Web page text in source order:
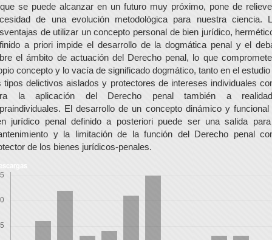
se puede alcanzar en un futuro muy próximo, pone de
de una evolución metodológica para nuestra ciencia.
de utilizar un concepto personal de bien jurídico,
a priori impide el desarrollo de la dogmática penal y el
el ámbito de actuación del Derecho penal, lo que
concepto y lo vacía de significado dogmático, tanto en el estudio
tipos delictivos aislados y protectores de intereses individuales
la aplicación del Derecho penal también a
El desarrollo de un concepto dinámico y funcional
jurídico penal definido a posteriori puede ser una salida
y la limitación de la función del Derecho penal
de los bienes jurídicos-penales.